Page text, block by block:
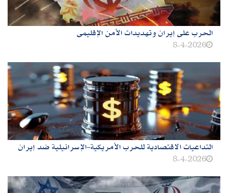
الحرب على إيران وتهديدات الأمن الإقليمى
8-4-2026
التداعيات الاقتصادية للحرب الأمريكية-الإسرائيلية ضد إيران
8-4-2026